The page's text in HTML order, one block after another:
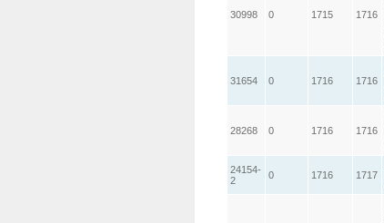
30998 0 1715 1716
31654 0 1716 1716
28268 0 1716 1716
24154-
2
0 1716 1717